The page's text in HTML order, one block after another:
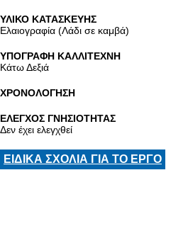
ΥΛΙΚΟ ΚΑΤΑΣΚΕΥΗΣ
Ελαιογραφία (Λάδι σε καμβά)
ΥΠΟΓΡΑΦΗ ΚΑΛΛΙΤΕΧΝΗ
Κάτω Δεξιά
ΧΡΟΝΟΛΟΓΗΣΗ
ΕΛΕΓΧΟΣ ΓΝΗΣΙΟΤΗΤΑΣ
Δεν έχει ελεγχθεί
ΕΙΔΙΚΑ ΣΧΟΛΙΑ ΓΙΑ ΤΟ ΕΡΓΟ